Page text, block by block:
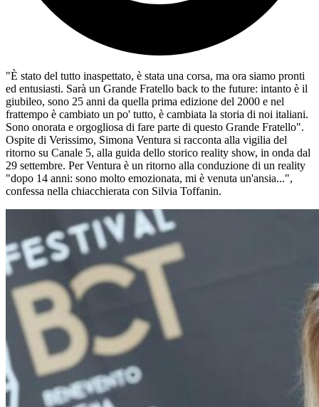
"È stato del tutto inaspettato, è stata una corsa, ma ora siamo pronti
ed entusiasti. Sarà un Grande Fratello back to the future: intanto è il
giubileo, sono 25 anni da quella prima edizione del 2000 e nel
frattempo è cambiato un po' tutto, è cambiata la storia di noi italiani.
Sono onorata e orgogliosa di fare parte di questo Grande Fratello".
Ospite di Verissimo, Simona Ventura si racconta alla vigilia del
ritorno su Canale 5, alla guida dello storico reality show, in onda dal
29 settembre. Per Ventura è un ritorno alla conduzione di un reality
"dopo 14 anni: sono molto emozionata, mi è venuta un'ansia...",
confessa nella chiacchierata con Silvia Toffanin.